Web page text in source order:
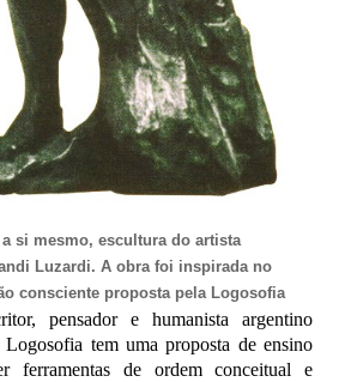
si mesmo, escultura do artista
Luzardi. A obra foi inspirada no
consciente proposta pela Logosofia
pensador e humanista argentino
Logosofia tem uma proposta de ensino
ferramentas de ordem conceitual e